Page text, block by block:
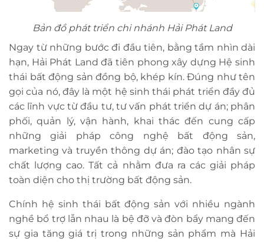
Bản đồ phát triển chi nhánh Hải Phát Land
Ngay từ những bước đi đầu tiên, bằng tầm nhìn dài
hạn, Hải Phát Land đã tiên phong xây dựng Hệ sinh
thái bất động sản đồng bộ, khép kín. Đúng như tên
gọi của nó, đây là một hệ sinh thái phát triển đầy đủ
các lĩnh vực từ đầu tư, tư vấn phát triển dự án; phân
phối, quản lý, vận hành, khai thác đến cung cấp
những giải pháp công nghệ bất động sản,
marketing và truyền thông dự án; đào tạo nhân sự
chất lượng cao. Tất cả nhằm đưa ra các giải pháp
toàn diện cho thị trường bất động sản.
Chính hệ sinh thái bất động sản với nhiều ngành
nghề bổ trợ lẫn nhau là bệ đỡ và đòn bẩy mang đến
sự gia tăng giá trị trong những sản phẩm mà Hải